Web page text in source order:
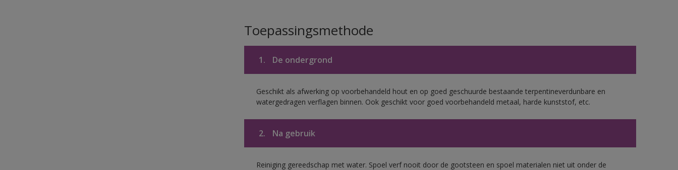
Toepassingsmethode
1. De ondergrond
Geschikt als afwerking op voorbehandeld hout en op goed geschuurde bestaande terpentineverdunbare en
watergedragen verflagen binnen. Ook geschikt voor goed voorbehandeld metaal, harde kunststof, etc.
2. Na gebruik
Reiniging gereedschap met water. Spoel verf nooit door de gootsteen en spoel materialen niet uit onder de